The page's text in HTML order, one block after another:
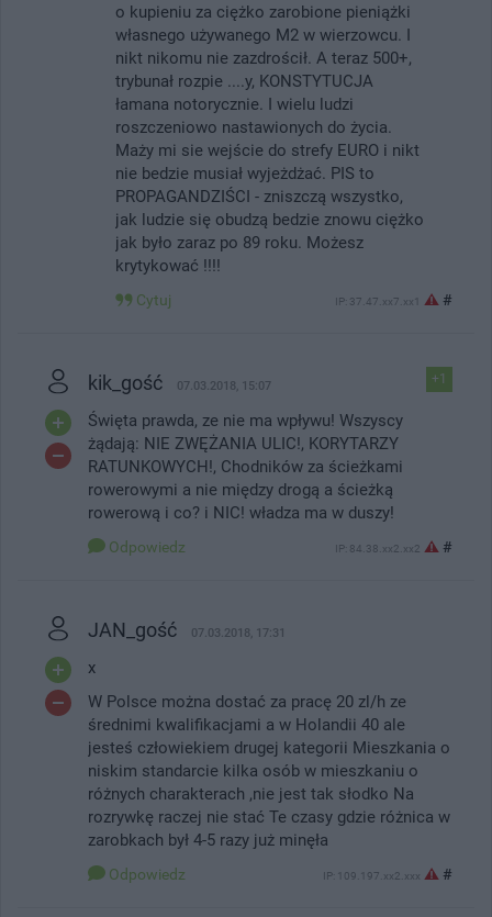
o kupieniu za ciężko zarobione pieniążki
własnego używanego M2 w wierzowcu. I
nikt nikomu nie zazdrościł. A teraz 500+,
trybunał rozpie ....y, KONSTYTUCJA
łamana notorycznie. I wielu ludzi
roszczeniowo nastawionych do życia.
Maży mi sie wejście do strefy EURO i nikt
nie bedzie musiał wyjeżdżać. PIS to
PROPAGANDZIŚCI - zniszczą wszystko,
jak ludzie się obudzą bedzie znowu ciężko
jak było zaraz po 89 roku. Możesz
krytykować !!!!
Cytuj IP: 37.47.xx7.xx1 #
+1
kik_gość 07.03.2018, 15:07
Święta prawda, ze nie ma wpływu! Wszyscy
żądają: NIE ZWĘŻANIA ULIC!, KORYTARZY
RATUNKOWYCH!, Chodników za ścieżkami
rowerowymi a nie między drogą a ścieżką
rowerową i co? i NIC! władza ma w duszy!
Odpowiedz IP: 84.38.xx2.xx2 #
JAN_gość 07.03.2018, 17:31
x
W Polsce można dostać za pracę 20 zl/h ze
średnimi kwalifikacjami a w Holandii 40 ale
jesteś człowiekiem drugej kategorii Mieszkania o
niskim standarcie kilka osób w mieszkaniu o
różnych charakterach ,nie jest tak słodko Na
rozrywkę raczej nie stać Te czasy gdzie różnica w
zarobkach był 4-5 razy już minęła
Odpowiedz IP: 109.197.xx2.xxx #